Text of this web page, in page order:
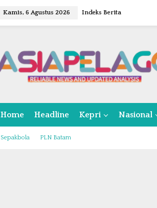
Kamis, 6 Agustus 2026 Indeks Berita
Home Headline Kepri Nasional
Sepakbola PLN Batam